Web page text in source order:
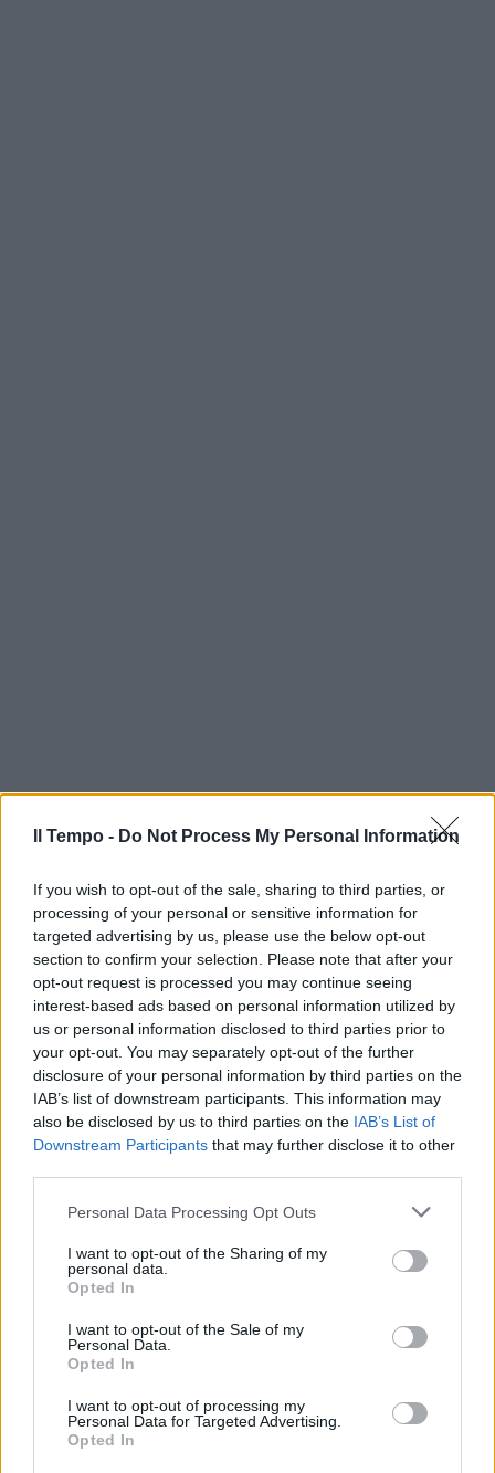
Il Tempo - Do Not Process My Personal Information
If you wish to opt-out of the sale, sharing to third parties, or
processing of your personal or sensitive information for
targeted advertising by us, please use the below opt-out
section to confirm your selection. Please note that after your
opt-out request is processed you may continue seeing
interest-based ads based on personal information utilized by
us or personal information disclosed to third parties prior to
your opt-out. You may separately opt-out of the further
disclosure of your personal information by third parties on the
IAB’s list of downstream participants. This information may
also be disclosed by us to third parties on the IAB’s List of
Downstream Participants that may further disclose it to other
Personal Data Processing Opt Outs
I want to opt-out of the Sharing of my
personal data.
Opted In
I want to opt-out of the Sale of my
Personal Data.
Opted In
I want to opt-out of processing my
Personal Data for Targeted Advertising.
Opted In
In evidenza